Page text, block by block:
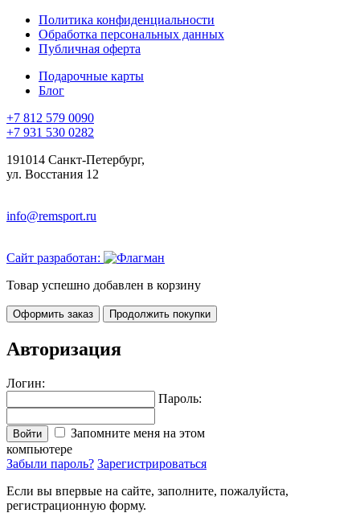
Политика конфиденциальности
Обработка персональных данных
Публичная оферта
Подарочные карты
Блог
+7 812 579 0090
+7 931 530 0282
191014 Санкт-Петербург,
ул. Восстания 12
info@remsport.ru
Сайт разработан:
Товар успешно добавлен в корзину
Оформить заказ Продолжить покупки
Авторизация
Логин:
Пароль:
Войти
Запомните меня на этом
компьютере
Забыли пароль? Зарегистрироваться
Если вы впервые на сайте, заполните, пожалуйста,
регистрационную форму.